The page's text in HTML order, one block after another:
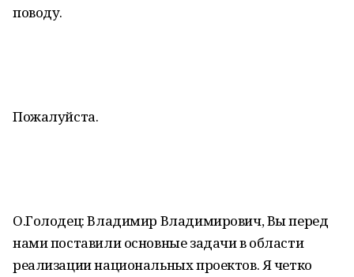
поводу.
Пожалуйста.
О.Голодец: Владимир Владимирович, Вы перед
нами поставили основные задачи в области
реализации национальных проектов. Я четко